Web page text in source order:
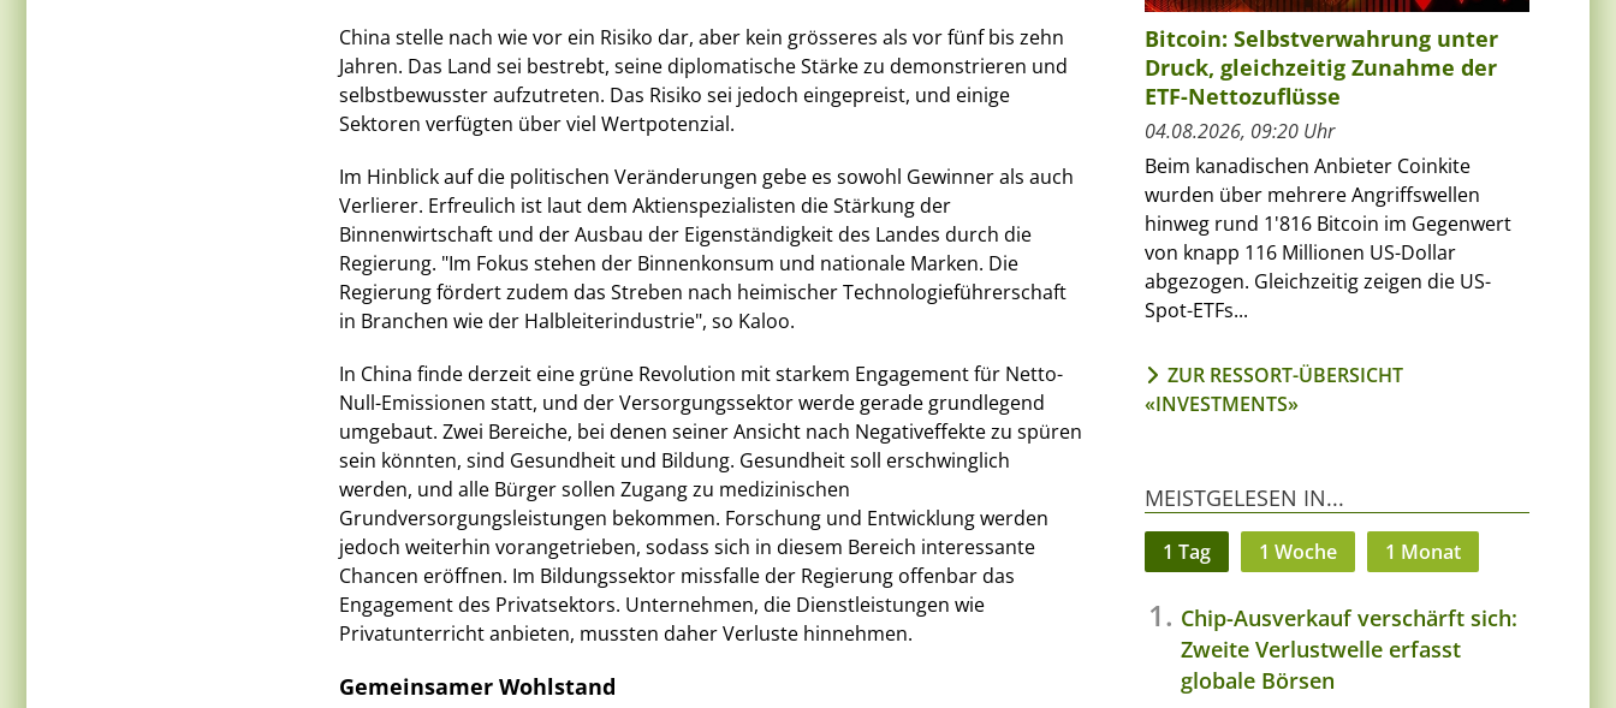
China stelle nach wie vor ein Risiko dar, aber kein grösseres als vor fünf bis zehn
Jahren. Das Land sei bestrebt, seine diplomatische Stärke zu demonstrieren und
selbstbewusster aufzutreten. Das Risiko sei jedoch eingepreist, und einige
Sektoren verfügten über viel Wertpotenzial.
Im Hinblick auf die politischen Veränderungen gebe es sowohl Gewinner als auch
Verlierer. Erfreulich ist laut dem Aktienspezialisten die Stärkung der
Binnenwirtschaft und der Ausbau der Eigenständigkeit des Landes durch die
Regierung. "Im Fokus stehen der Binnenkonsum und nationale Marken. Die
Regierung fördert zudem das Streben nach heimischer Technologieführerschaft
in Branchen wie der Halbleiterindustrie", so Kaloo.
In China finde derzeit eine grüne Revolution mit starkem Engagement für Netto-
Null-Emissionen statt, und der Versorgungssektor werde gerade grundlegend
umgebaut. Zwei Bereiche, bei denen seiner Ansicht nach Negativeffekte zu spüren
sein könnten, sind Gesundheit und Bildung. Gesundheit soll erschwinglich
werden, und alle Bürger sollen Zugang zu medizinischen
Grundversorgungsleistungen bekommen. Forschung und Entwicklung werden
jedoch weiterhin vorangetrieben, sodass sich in diesem Bereich interessante
Chancen eröffnen. Im Bildungssektor missfalle der Regierung offenbar das
Engagement des Privatsektors. Unternehmen, die Dienstleistungen wie
Privatunterricht anbieten, mussten daher Verluste hinnehmen.
Gemeinsamer Wohlstand
Bitcoin: Selbstverwahrung unter
Druck, gleichzeitig Zunahme der
ETF-Nettozuflüsse
04.08.2026, 09:20 Uhr
Beim kanadischen Anbieter Coinkite
wurden über mehrere Angriffswellen
hinweg rund 1'816 Bitcoin im Gegenwert
von knapp 116 Millionen US-Dollar
abgezogen. Gleichzeitig zeigen die US-
Spot-ETFs...
ZUR RESSORT-ÜBERSICHT
«INVESTMENTS»
MEISTGELESEN IN...
1 Tag 1 Woche 1 Monat
Chip-Ausverkauf verschärft sich:
Zweite Verlustwelle erfasst
globale Börsen